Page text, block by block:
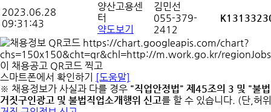
2023.06.28
09:31:43
양산고용센
터
약도보기
김민선
055-379-
2412
이 채용공고 QR코드 찍고
스마트폰에서 확인하기
[도움말]
※ 채용정보가 사실과 다를 경우 "직업안정법" 제45조의 3 및 "불
거짓구인광고 및 불법직업소개행위 신고를 할 수 있습니다. (단,허